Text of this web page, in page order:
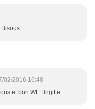
Bisous
02/2016 16:48
et bon WE Brigitte